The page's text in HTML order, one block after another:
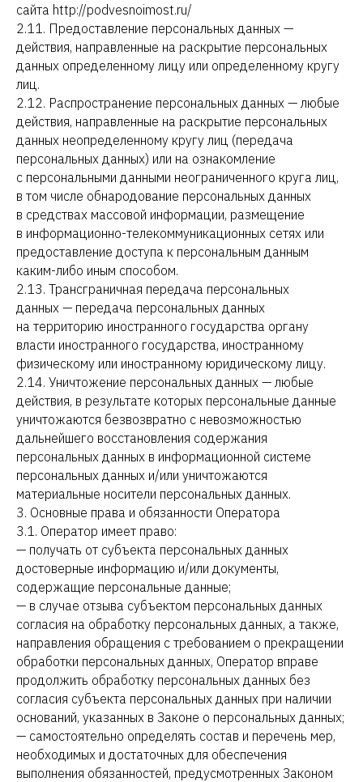
сайта http://podvesnoimost.ru/
2.11. Предоставление персональных данных —
действия, направленные на раскрытие персональных
данных определенному лицу или определенному кругу
лиц.
2.12. Распространение персональных данных — любые
действия, направленные на раскрытие персональных
данных неопределенному кругу лиц (передача
персональных данных) или на ознакомление
с персональными данными неограниченного круга лиц,
в том числе обнародование персональных данных
в средствах массовой информации, размещение
в информационно-телекоммуникационных сетях или
предоставление доступа к персональным данным
каким-либо иным способом.
2.13. Трансграничная передача персональных
данных — передача персональных данных
на территорию иностранного государства органу
власти иностранного государства, иностранному
физическому или иностранному юридическому лицу.
2.14. Уничтожение персональных данных — любые
действия, в результате которых персональные данные
уничтожаются безвозвратно с невозможностью
дальнейшего восстановления содержания
персональных данных в информационной системе
персональных данных и/или уничтожаются
материальные носители персональных данных.
3. Основные права и обязанности Оператора
3.1. Оператор имеет право:
— получать от субъекта персональных данных
достоверные информацию и/или документы,
содержащие персональные данные;
— в случае отзыва субъектом персональных данных
согласия на обработку персональных данных, а также,
направления обращения с требованием о прекращении
обработки персональных данных, Оператор вправе
продолжить обработку персональных данных без
согласия субъекта персональных данных при наличии
оснований, указанных в Законе о персональных данных;
— самостоятельно определять состав и перечень мер,
необходимых и достаточных для обеспечения
выполнения обязанностей, предусмотренных Законом